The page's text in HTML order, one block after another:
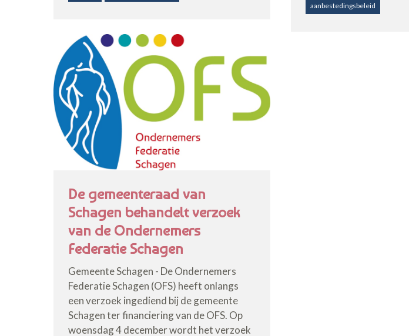
aanbestedingsbeleid
De gemeenteraad van
Schagen behandelt verzoek
van de Ondernemers
Federatie Schagen
Gemeente Schagen - De Ondernemers
Federatie Schagen (OFS) heeft onlangs
een verzoek ingediend bij de gemeente
Schagen ter financiering van de OFS. Op
woensdag 4 december wordt het verzoek